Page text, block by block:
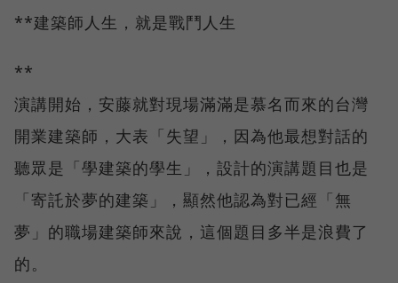
**建築師人生，就是戰鬥人生
**
演講開始，安藤就對現場滿滿是慕名而來的台灣
開業建築師，大表「失望」，因為他最想對話的
聽眾是「學建築的學生」，設計的演講題目也是
「寄託於夢的建築」，顯然他認為對已經「無
夢」的職場建築師來說，這個題目多半是浪費了
的。